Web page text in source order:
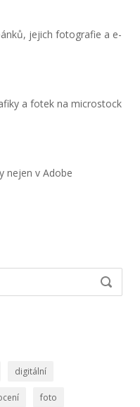
jejich fotografie a e-
a fotek na microstock
nejen v Adobe
digitální
foto